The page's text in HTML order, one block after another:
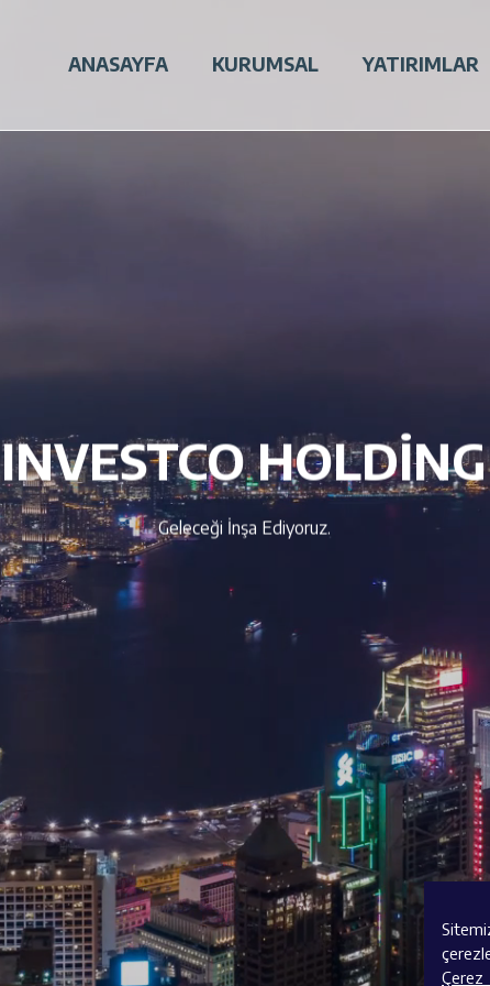
ANASAYFA KURUMSAL YATIRIMLAR
INVESTCO HOLDİNG
Geleceği İnşa Ediyoruz.
Çerez